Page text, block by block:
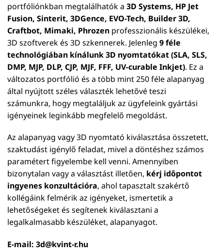
portfóliónkban megtalálhatók a 3D Systems, HP Jet
Fusion, Sinterit, 3DGence, EVO-Tech, Builder 3D,
Craftbot, Mimaki, Phrozen professzionális készülékei,
3D szoftverek és 3D szkennerek. Jelenleg 9 féle
technológiában kínálunk 3D nyomtatókat (SLA, SLS,
DMP, MJP, DLP, CJP, MJF, FFF, UV-curable Inkjet). Ez a
változatos portfólió és a több mint 250 féle alapanyag
által nyújtott széles választék lehetővé teszi
számunkra, hogy megtaláljuk az ügyfeleink gyártási
igényeinek leginkább megfelelő megoldást.
Az alapanyag vagy 3D nyomtató kiválasztása összetett,
szaktudást igénylő feladat, mivel a döntéshez számos
paramétert figyelembe kell venni. Amennyiben
bizonytalan vagy a választást illetően, kérj időpontot
ingyenes konzultációra, ahol tapasztalt szakértő
kollégáink felmérik az igényeket, ismertetik a
lehetőségeket és segítenek kiválasztani a
legalkalmasabb készüléket, alapanyagot.
E-mail: 3d@kvint-r.hu